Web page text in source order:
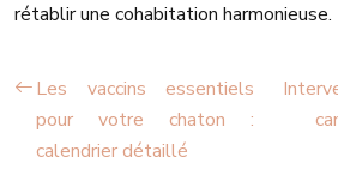
rétablir une cohabitation harmonieuse.
Les vaccins essentiels
pour votre chaton :
calendrier détaillé